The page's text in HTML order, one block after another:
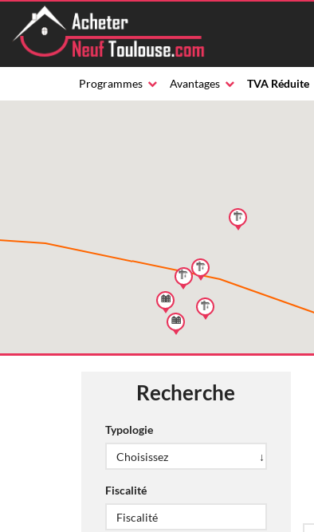
Programmes Avantages TVA Réduite
Recherche
Typologie
Fiscalité